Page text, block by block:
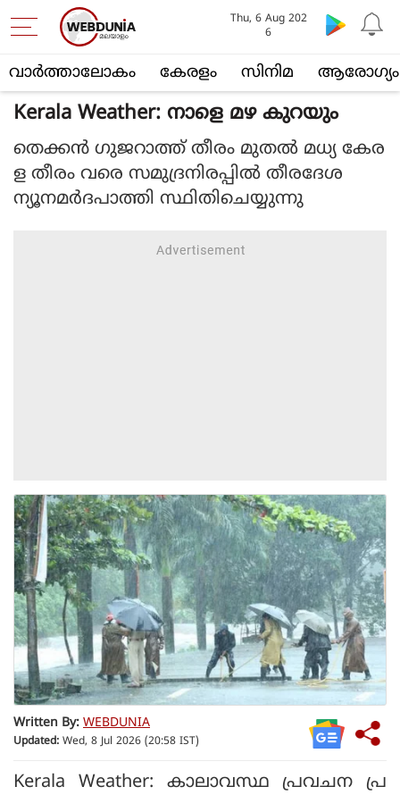
വാര്‍ത്താലോകം കേരളം സിനിമ ആരോഗ്യം
Thu, 6 Aug 202
6
Kerala Weather: നാളെ മഴ കുറയും
തെക്കൻ ഗുജറാത്ത് തീരം മുതൽ മധ്യ കേര
ള തീരം വരെ സമുദ്രനിരപ്പിൽ തീരദേശ
ന്യൂനമർദപാത്തി സ്ഥിതിചെയ്യുന്നു
Written By: WEBDUNIA
Updated: Wed, 8 Jul 2026 (20:58 IST)
Kerala Weather: കാലാവസ്ഥ പ്രവചന പ്ര